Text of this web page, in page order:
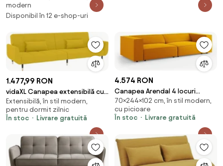
mustar/fag, s
modern
Disponibil în 12 e-shop-uri
1.477,99 RON
vidaXL Canapea extensibilă cu
2 locuri, 2 perne, galben,
catifea
Extensibilă, în stil modern,
pentru dormit zilnic
În stoc
Livrare gratuită
4.574 RON
Canapea Arendal 4 locuri
catifea
70×244×102 cm, în stil modern,
cu picioare
În stoc
Livrare gratuită